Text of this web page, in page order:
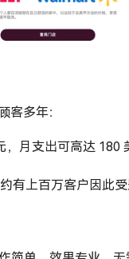
客多年：
，月支出可高达 180
有上百万客户因此